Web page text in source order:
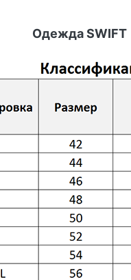
Одежда SWIFT